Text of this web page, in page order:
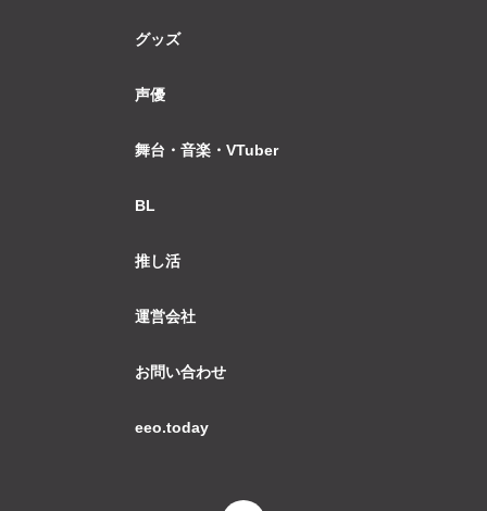
グッズ
声優
舞台・音楽・VTuber
BL
推し活
運営会社
お問い合わせ
eeo.today